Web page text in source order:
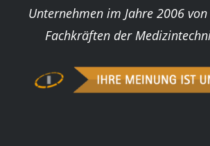
Unternehmen im Jahre 2006
Fachkräften der